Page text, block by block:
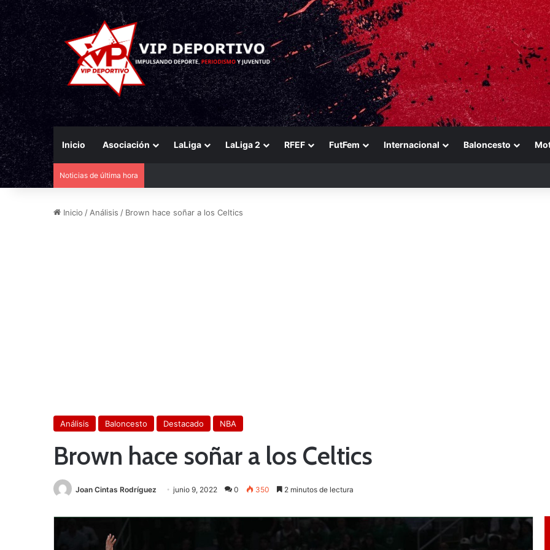
Inicio Asociación LaLiga LaLiga 2 RFEF FutFem Internacional Baloncesto
Noticias de última hora
Inicio / Análisis / Brown hace soñar a los Celtics
Análisis Baloncesto Destacado NBA
Brown hace soñar a los Celtics
Joan Cintas Rodríguez junio 9, 2022 0 350 2 minutos de lectura